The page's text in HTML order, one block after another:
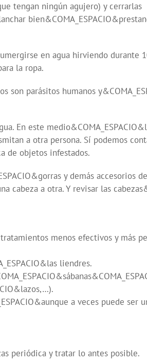
tengan ningún agujero) y cerrarlas
en agua hirviendo durante
la ropa.
son parásitos humanos
En este
a otra persona. Sí podemos
de objetos infestados.
y demás accesorios
cabeza a otra. Y revisar las
menos efectivos y más
liendres.
a veces puede ser
periódica y tratar lo antes posible.